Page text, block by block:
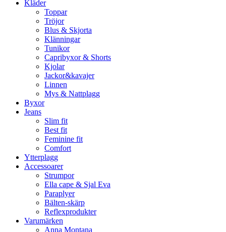
Kläder
Toppar
Tröjor
Blus & Skjorta
Klänningar
Tunikor
Capribyxor & Shorts
Kjolar
Jackor&kavajer
Linnen
Mys & Nattplagg
Byxor
Jeans
Slim fit
Best fit
Feminine fit
Comfort
Ytterplagg
Accessoarer
Strumpor
Ella cape & Sjal Eva
Paraplyer
Bälten-skärp
Reflexprodukter
Varumärken
Anna Montana